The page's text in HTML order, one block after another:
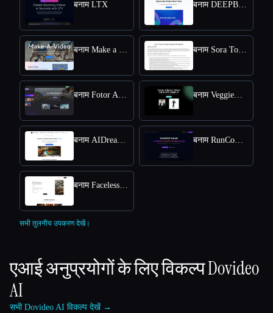
बनाम LTX बनाम DEEPBRAIN AI
बनाम Make a Video बनाम Sora Town
बनाम Fotor AI video generator बनाम VeggieAI.dance: Create AI Dance Videos with Veggie AI Free Online
बनाम AIDreamMachine बनाम RunComfy
बनाम Faceless Videos AI
सभी तुलनीय उपकरण देखें।
एआई अनुप्रयोगों के लिए विकल्पDovideo
AI
सभी Dovideo AI विकल्प देखें →